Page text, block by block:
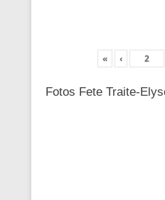
« ‹
Fotos Fete Traite-